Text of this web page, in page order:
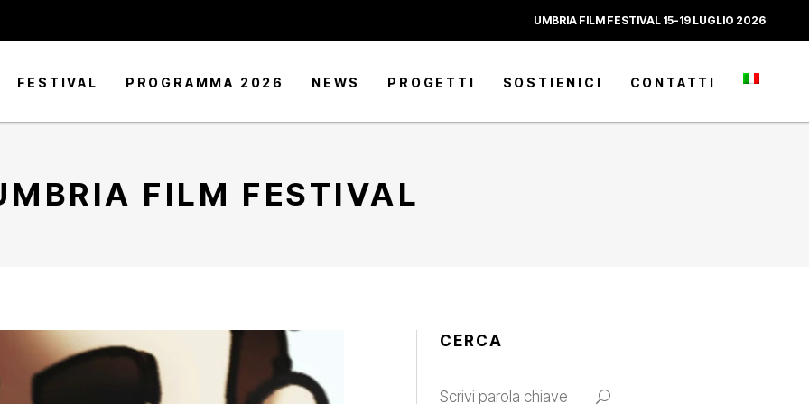
UMBRIA FILM FESTIVAL 15-19 LUGLIO 2026
FESTIVAL PROGRAMMA 2026 NEWS PROGETTI SOSTIENICI CONTATTI
FILM FESTIVAL
CERCA